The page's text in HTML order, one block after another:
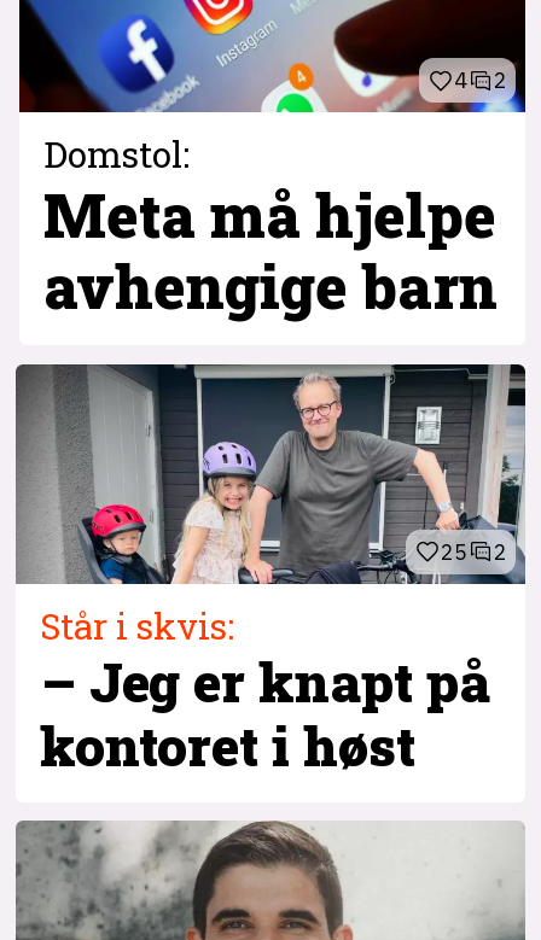
4 2
Domstol:
Meta må hjelpe
avhengige barn
25 2
Står i skvis:
– Jeg er knapt på
kontoret i høst